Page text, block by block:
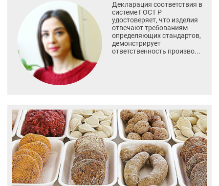
Декларация соответствия в
системе ГОСТ Р
удостоверяет, что изделия
отвечают требованиям
определяющих стандартов,
демонстрирует
ответственность произво...